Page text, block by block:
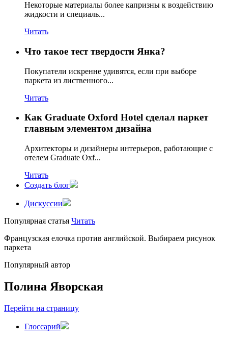
Некоторые материалы более капризны к воздействию
жидкости и специаль...
Читать
Что такое тест твердости Янка?
Покупатели искренне удивятся, если при выборе
паркета из лиственного...
Читать
Как Graduate Oxford Hotel сделал паркет
главным элементом дизайна
Архитекторы и дизайнеры интерьеров, работающие с
отелем Graduate Oxf...
Читать
Создать блог
Дискуссии
Популярная статья Читать
Французская елочка против английской. Выбираем рисунок
паркета
Популярный автор
Полина Яворская
Перейти на страницу
Глоссарий